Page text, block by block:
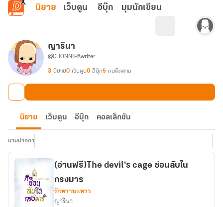
ข้ามไปยังเนื้อหาหลัก
นิยาย เว็บตูน อีบุ๊ก มุมนักเขียน
ญารินา
@CHONNIPAwriter
3 นิยาย0 เว็บตูน0 อีบุ๊ก5 คนติดตาม
นิยาย เว็บตูน อีบุ๊ก คอลเล็กชัน
นามปากกา
(อ่านฟรี)The devil’s cage ซ่อนลับใน
กรงมาร
รักหวานแหวว
ญารินา